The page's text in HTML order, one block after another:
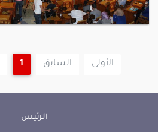
الأولى السابق 1
الرئيس